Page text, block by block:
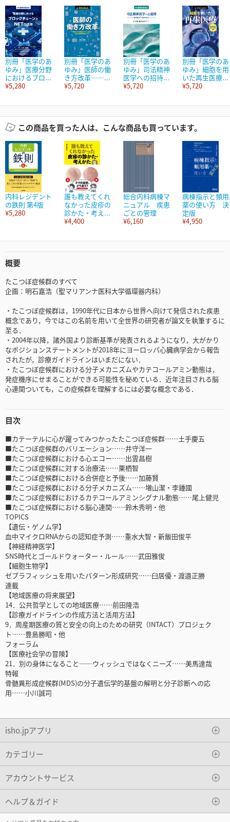
別冊「医学のあ
ゆみ」医療分野
におけるブロ...
¥5,280
別冊「医学のあ
ゆみ」医師の働
き方改革――...
¥5,720
別冊「医学のあ
ゆみ」司法精神
医学への招待...
¥5,720
別冊「医学のあ
ゆみ」細胞を用
いた再生医療...
¥5,720
この商品を買った人は、こんな商品も買っています。
内科レジデント
の鉄則 第4版
¥5,280
誰も教えてくれ
なかった皮疹の
診かた・考え...
¥4,400
総合内科病棟マ
ニュアル 疾患
ごとの管理
¥6,160
病棟指示と頻用
薬の使い方 決
定版
¥4,950
概要
たこつぼ症候群のすべて
企画：明石嘉浩（聖マリアンナ医科大学循環器内科）
・たこつぼ症候群は，1990年代に日本から世界へ向けて発信された疾患
概念であり，今ではこの名前を用いて全世界の研究者が論文を執筆するに
至る．
・2004年以降，諸外国より診断基準が発表されるようになり，大がかり
なポジションステートメントが2018年にヨーロッパ心臓病学会から報告
されたが，診療ガイドラインはいまだにない．
・たこつぼ症候群における分子メカニズムやカテコールアミン動態は，
発症機序にせまることができる可能性を秘めている．近年注目される脳
心連関ついても，この症候群を理解するには必要な概念である．
目次
■カテーテルに心が躍ってみつかったたこつぼ症候群……土手慶五
■たこつぼ症候群のバリエーション……井守洋一
■たこつぼ症候群における心エコー……出雲昌樹
■たこつぼ症候群に対する治療法……栗栖智
■たこつぼ症候群における合併症と予後……加藤賢
■たこつぼ症候群における分子メカニズム……増山潔・李鍾國
■たこつぼ症候群におけるカテコールアミンシグナル動態……尾上健児
■たこつぼ症候群における脳心連関……鈴木秀明・他
TOPICS
【遺伝・ゲノム学】
血中マイクロRNAからの認知症予測……重水大智・新飯田俊平
【神経精神医学】
SNS時代とゴールドウォーター・ルール……武田雅俊
【細胞生物学】
ゼブラフィッシュを用いたパターン形成研究……臼居優・渡邉正勝
連載
【地域医療の将来展望】
14．公共哲学としての地域医療……前田隆浩
【診療ガイドラインの作成方法と活用方法】
9．周産期医療の質と安全の向上のための研究（INTACT）プロジェク
ト……豊島勝昭・他
フォーラム
【医療社会学の冒険】
21．別の身体になること――ウィッシュではなくニーズ……美馬達哉
特報
骨髄異形成症候群(MDS)の分子遺伝学的基盤の解明と分子診断への応
用……小川誠司
isho.jpアプリ
カテゴリー
アカウントサービス
ヘルプ＆ガイド